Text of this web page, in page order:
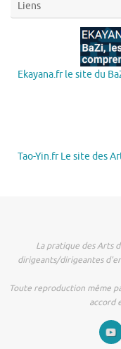
Liens
Ekayana.fr le site du
Tao-Yin.fr Le site des
La pratique des Arts
dirigeants/dirigeantes
Toute reproduction même
accord